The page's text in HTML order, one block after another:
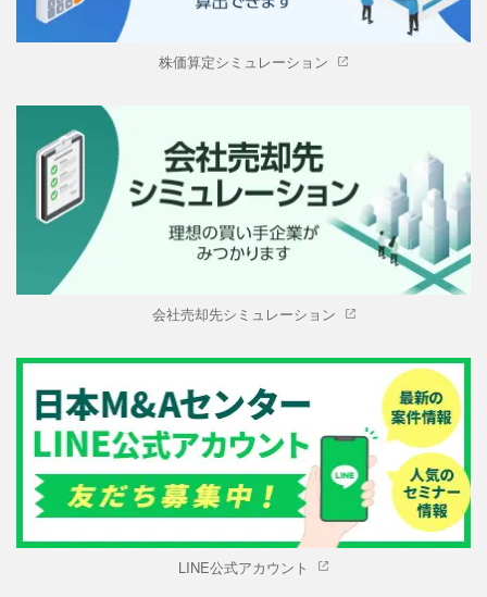
株価算定シミュレーション
会社売却先シミュレーション
LINE公式アカウント